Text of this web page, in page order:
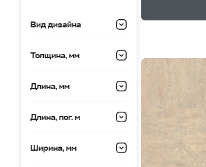
Вид дизайна
Толщина, мм
Длина, мм
Длина, пог. м
Ширина, мм